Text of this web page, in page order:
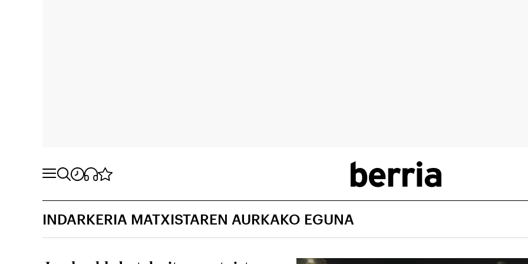
INDARKERIA MATXISTAREN AURKAKO EGUNA